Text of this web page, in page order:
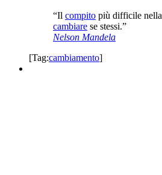
“Il compito più difficile nella
cambiare se stessi.”
Nelson Mandela
[Tag:cambiamento]